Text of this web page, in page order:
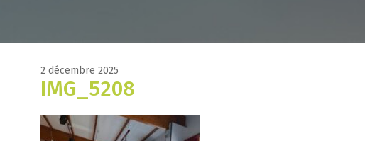
2 décembre 2025
IMG_5208